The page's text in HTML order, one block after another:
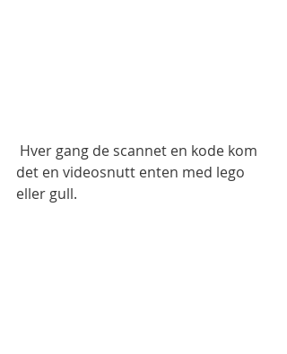
det en videosnutt enten med lego
eller gull.